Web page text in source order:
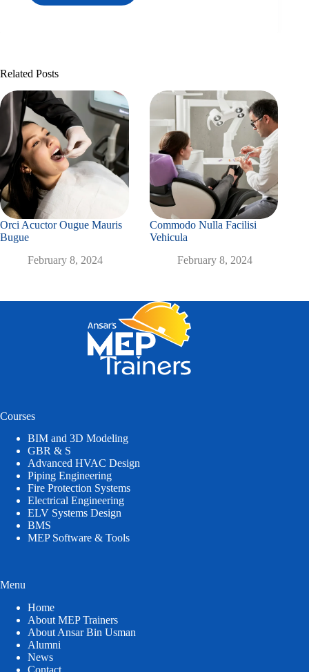
Related Posts
Orci Acuctor Ougue Mauris
Bugue
February 8, 2024
Commodo Nulla Facilisi
Vehicula
February 8, 2024
Courses
BIM and 3D Modeling
GBR & S
Advanced HVAC Design
Piping Engineering
Fire Protection Systems
Electrical Engineering
ELV Systems Design
BMS
MEP Software & Tools
Menu
Home
About MEP Trainers
About Ansar Bin Usman
Alumni
News